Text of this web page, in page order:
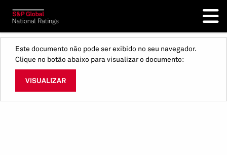
Este documento não pode ser exibido no seu navegador.
Clique no botão abaixo para visualizar o documento:
VISUALIZAR